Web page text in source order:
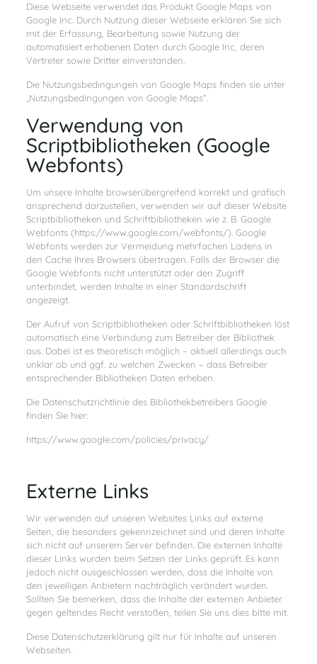
Diese Webseite verwendet das Produkt Google Maps von
Google Inc. Durch Nutzung dieser Webseite erklären Sie sich
mit der Erfassung, Bearbeitung sowie Nutzung der
automatisiert erhobenen Daten durch Google Inc, deren
Vertreter sowie Dritter einverstanden.
Die Nutzungsbedingungen von Google Maps finden sie unter
„Nutzungsbedingungen von Google Maps“.
Verwendung von
Scriptbibliotheken (Google
Webfonts)
Um unsere Inhalte browserübergreifend korrekt und grafisch
ansprechend darzustellen, verwenden wir auf dieser Website
Scriptbibliotheken und Schriftbibliotheken wie z. B. Google
Webfonts (https://www.google.com/webfonts/). Google
Webfonts werden zur Vermeidung mehrfachen Ladens in
den Cache Ihres Browsers übertragen. Falls der Browser die
Google Webfonts nicht unterstützt oder den Zugriff
unterbindet, werden Inhalte in einer Standardschrift
angezeigt.
Der Aufruf von Scriptbibliotheken oder Schriftbibliotheken löst
automatisch eine Verbindung zum Betreiber der Bibliothek
aus. Dabei ist es theoretisch möglich – aktuell allerdings auch
unklar ob und ggf. zu welchen Zwecken – dass Betreiber
entsprechender Bibliotheken Daten erheben.
Die Datenschutzrichtlinie des Bibliothekbetreibers Google
finden Sie hier:
https://www.google.com/policies/privacy/
Externe Links
Wir verwenden auf unseren Websites Links auf externe
Seiten, die besonders gekennzeichnet sind und deren Inhalte
sich nicht auf unserem Server befinden. Die externen Inhalte
dieser Links wurden beim Setzen der Links geprüft. Es kann
jedoch nicht ausgeschlossen werden, dass die Inhalte von
den jeweiligen Anbietern nachträglich verändert wurden.
Sollten Sie bemerken, dass die Inhalte der externen Anbieter
gegen geltendes Recht verstoßen, teilen Sie uns dies bitte mit.
Diese Datenschutzerklärung gilt nur für Inhalte auf unseren
Webseiten.